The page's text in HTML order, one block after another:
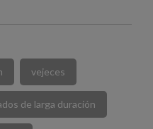
vejeces
de larga duración